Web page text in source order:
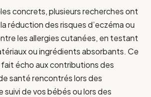
concrets, plusieurs recherches ont
réduction des risques d’eczéma ou
les allergies cutanées, en testant
ou ingrédients absorbants. Ce
écho aux contributions des
santé rencontrés lors des
de vos bébés ou lors des